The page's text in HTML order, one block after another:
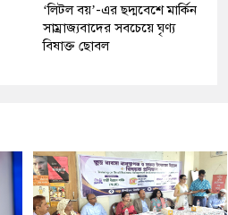
‘লিটল বয়’-এর ছদ্মবেশে মার্কিন
সাম্রাজ্যবাদের সবচেয়ে ঘৃণ্য
বিষাক্ত ছোবল